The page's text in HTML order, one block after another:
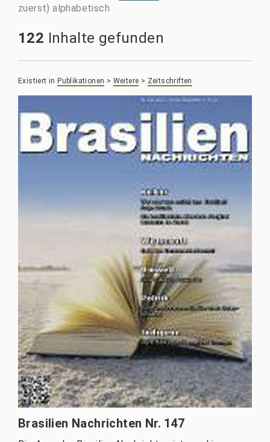
zuerst) alphabetisch
122 Inhalte gefunden
Existiert in Publikationen > Weitere > Zeitschriften
Brasilien Nachrichten Nr. 147